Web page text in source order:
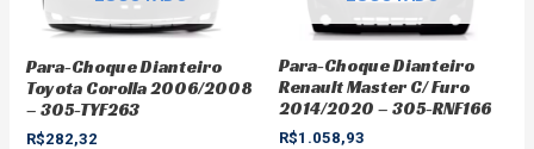
Para-Choque Dianteiro
Toyota Corolla 2006/2008
– 305-TYF263
R$282,32
Para-Choque Dianteiro
Renault Master C/ Furo
2014/2020 – 305-RNF166
R$1.058,93